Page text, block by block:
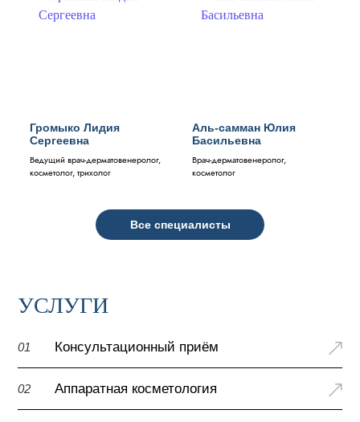
Громыко Лидия
Сергеевна
Ведущий врач-дерматовенеролог,
косметолог, трихолог
Аль-самман Юлия
Басильевна
Врач-дерматовенеролог,
косметолог
Все специалисты
УСЛУГИ
01 Консультационный приём
02 Аппаратная косметология